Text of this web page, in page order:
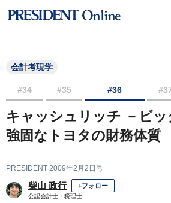
会計考現学
#34 #35 #36
キャッシュリッチ －ビッ
強固なトヨタの財務体質
PRESIDENT 2009年2月2日号
柴山 政行 +フォロー
公認会計士・税理士